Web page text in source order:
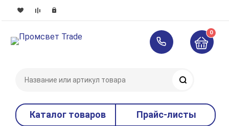
0
Каталог товаров Прайс-листы